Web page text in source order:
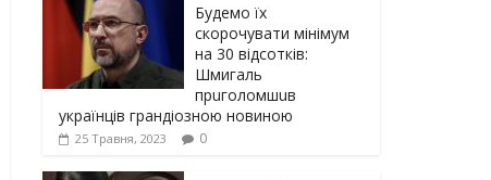
Будемо їх
скорочувати мінімум
на 30 відсотків:
Шмигаль
прuголомшuв
українців грaндіoзнoю новиною
25 Травня, 2023 0